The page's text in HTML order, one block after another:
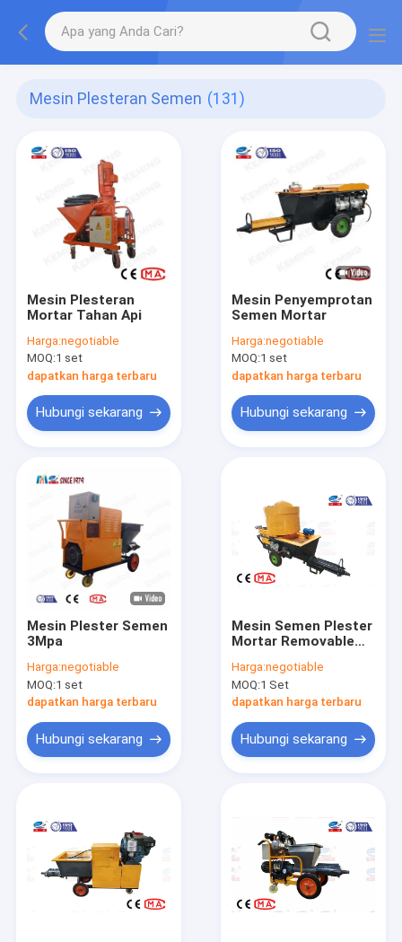
Mesin Plesteran Semen (131)
Mesin Plesteran
Mortar Tahan Api
Harga:negotiable
MOQ:1 set
dapatkan harga terbaru
Hubungi sekarang
Mesin Penyemprotan
Semen Mortar
Harga:negotiable
MOQ:1 set
dapatkan harga terbaru
Hubungi sekarang
Mesin Plester Semen
3Mpa
Harga:negotiable
MOQ:1 set
dapatkan harga terbaru
Hubungi sekarang
Mesin Semen Plester
Mortar Removable
Untuk Dinding
Harga:negotiable
MOQ:1 Set
dapatkan harga terbaru
Hubungi sekarang